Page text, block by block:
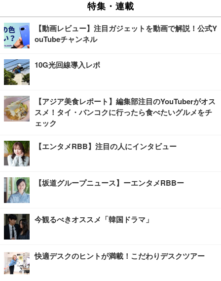
特集・連載
【動画レビュー】注目ガジェットを動画で解説！公式Y
ouTubeチャンネル
10G光回線導入レポ
【アジア美食レポート】編集部注目のYouTuberがオス
スメ！タイ・バンコクに行ったら食べたいグルメをチ
ェック
【エンタメRBB】注目の人にインタビュー
【坂道グループニュース】ーエンタメRBBー
今観るべきオススメ「韓国ドラマ」
快適デスクのヒントが満載！こだわりデスクツアー